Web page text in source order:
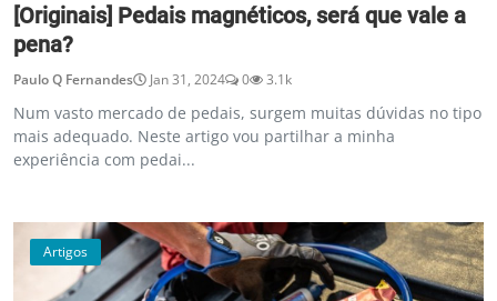
[Originais] Pedais magnéticos, será que vale a
pena?
Paulo Q Fernandes Jan 31, 2024 0 3.1k
Num vasto mercado de pedais, surgem muitas dúvidas no tipo
mais adequado. Neste artigo vou partilhar a minha
experiência com pedai...
Artigos